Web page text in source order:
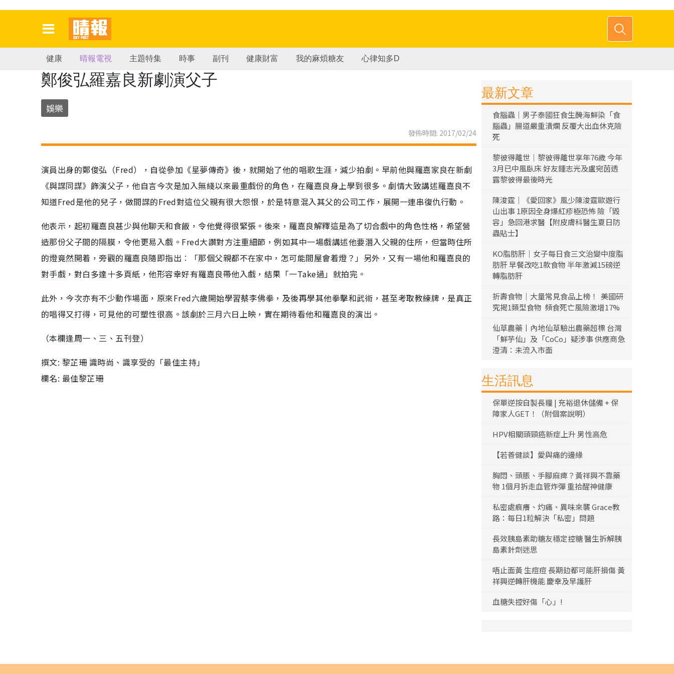
健康 晴報電視 主題特集 時事 副刊 健康財富 我的麻煩糖友 心律知多D
鄭俊弘羅嘉良新劇演父子
娛樂
發佈時間: 2017/02/24
演員出身的鄭俊弘（Fred），自從參加《星夢傳奇》後，就開始了他的唱歌生涯，減少拍劇。早前他與羅嘉家良在新劇
《與諜同謀》飾演父子，他自言今次是加入無綫以來最重戲份的角色，在羅嘉良身上學到很多。劇情大致講述羅嘉良不
知道Fred是他的兒子，做間諜的Fred對這位父親有很大怨恨，於是特意混入其父的公司工作，展開一連串復仇行動。
他表示，起初羅嘉良甚少與他聊天和食飯，令他覺得很緊張。後來，羅嘉良解釋這是為了切合戲中的角色性格，希望營
造那份父子間的隔膜，令他更易入戲。Fred大讚對方注重細節，例如其中一場戲講述他要潛入父親的住所，但當時住所
的燈竟然開着，旁觀的羅嘉良隨即指出︰「那個父親都不在家中，怎可能間屋會着燈？」另外，又有一場他和羅嘉良的
對手戲，對白多達十多頁紙，他形容幸好有羅嘉良帶他入戲，結果「一Take過」就拍完。
此外，今次亦有不少動作場面，原來Fred六歲開始學習蔡李佛拳，及後再學其他拳擊和武術，甚至考取教練牌，是真正
的唱得又打得，可見他的可塑性很高。該劇於三月六日上映，實在期待看他和羅嘉良的演出。
（本欄逢周一、三、五刊登）
撰文: 黎芷珊 識時尚、識享受的「最佳主持」
欄名: 最佳黎芷珊
最新文章
食腦蟲｜男子泰國狂食生醃海鮮染「食
腦蟲」腸道嚴重潰爛 反覆大出血休克險
死
黎彼得離世｜黎彼得離世享年76歲 今年
3月已中風臥床 好友鍾志光及盧宛茵透
露黎彼得最後時光
陳浚霆｜《愛回家》風少陳浚霆歐遊行
山出事 1原因全身爆紅疹極恐怖 險「毀
容」急回港求醫【附皮膚科醫生夏日防
蟲貼士】
KO脂肪肝｜女子每日食三文治變中度脂
肪肝 早餐改吃1款食物 半年激減15磅逆
轉脂肪肝
折壽食物｜大量常見食品上榜！ 美國研
究揭1類型食物 頻食死亡風險激增17%
仙草農藥丨內地仙草驗出農藥超標 台灣
「鮮芋仙」及「CoCo」疑涉事 供應商急
澄清：未流入市面
生活訊息
保單逆按自製長糧 | 充裕退休儲備 + 保
障家人GET！（附個案說明）
HPV相關頭頸癌新症上升 男性高危
【若善健談】愛與痛的邊緣
胸悶、頭脹、手腳麻痺？黃祥興不靠藥
物 1個月拆走血管炸彈 重拾醒神健康
私密處痕癢、灼痛、異味來襲 Grace教
路：每日1粒解決「私密」問題
長效胰島素助糖友穩定控糖 醫生拆解胰
島素針劑迷思
唔止面黃 生痘痘 長期攰都可能肝損傷 黃
祥興逆轉肝機能 慶幸及早護肝
血糖失控好傷「心」!